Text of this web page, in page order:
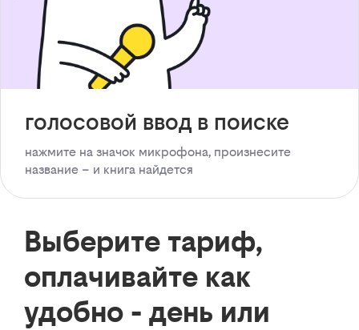
голосовой ввод в поиске
нажмите на значок микрофона, произнесите
название – и книга найдется
Выберите тариф,
оплачивайте как
удобно - день или